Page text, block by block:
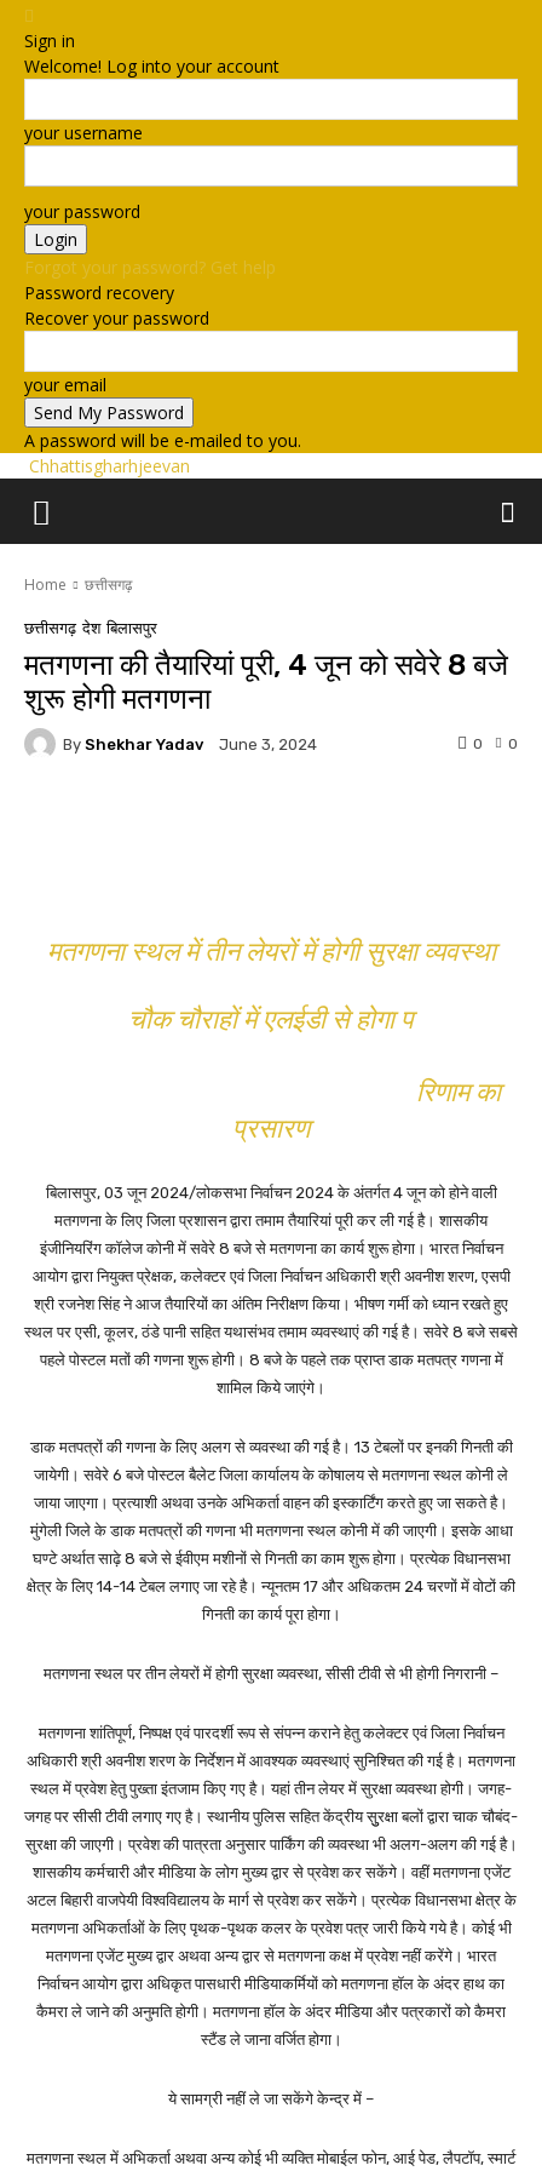
Sign in
Welcome! Log into your account
your username
your password
Forgot your password? Get help
Password recovery
Recover your password
your email
A password will be e-mailed to you.
Chhattisgharhjeevan
Home छत्तीसगढ़
छत्तीसगढ़ देश बिलासपुर
मतगणना की तैयारियां पूरी, 4 जून को सवेरे 8 बजे
शुरू होगी मतगणना
By Shekhar Yadav June 3, 2024 0
0
मतगणना स्थल में तीन लेयरों में होगी सुरक्षा व्यवस्था
चौक चौराहों में एलईडी से होगा प
रिणाम का
प्रसारण
बिलासपुर, 03 जून 2024/लोकसभा निर्वाचन 2024 के अंतर्गत 4 जून को होने वाली
मतगणना के लिए जिला प्रशासन द्वारा तमाम तैयारियां पूरी कर ली गई है। शासकीय
इंजीनियरिंग कॉलेज कोनी में सवेरे 8 बजे से मतगणना का कार्य शुरू होगा। भारत निर्वाचन
आयोग द्वारा नियुक्त प्रेक्षक, कलेक्टर एवं जिला निर्वाचन अधिकारी श्री अवनीश शरण, एसपी
श्री रजनेश सिंह ने आज तैयारियों का अंतिम निरीक्षण किया। भीषण गर्मी को ध्यान रखते हुए
स्थल पर एसी, कूलर, ठंडे पानी सहित यथासंभव तमाम व्यवस्थाएं की गई है। सवेरे 8 बजे सबसे
पहले पोस्टल मतों की गणना शुरू होगी। 8 बजे के पहले तक प्राप्त डाक मतपत्र गणना में
शामिल किये जाएंगे।
डाक मतपत्रों की गणना के लिए अलग से व्यवस्था की गई है। 13 टेबलों पर इनकी गिनती की
जायेगी। सवेरे 6 बजे पोस्टल बैलेट जिला कार्यालय के कोषालय से मतगणना स्थल कोनी ले
जाया जाएगा। प्रत्याशी अथवा उनके अभिकर्ता वाहन की इस्कार्टिंग करते हुए जा सकते है।
मुंगेली जिले के डाक मतपत्रों की गणना भी मतगणना स्थल कोनी में की जाएगी। इसके आधा
घण्टे अर्थात साढ़े 8 बजे से ईवीएम मशीनों से गिनती का काम शुरू होगा। प्रत्येक विधानसभा
क्षेत्र के लिए 14-14 टेबल लगाए जा रहे है। न्यूनतम 17 और अधिकतम 24 चरणों में वोटों की
गिनती का कार्य पूरा होगा।
मतगणना स्थल पर तीन लेयरों में होगी सुरक्षा व्यवस्था, सीसी टीवी से भी होगी निगरानी –
मतगणना शांतिपूर्ण, निष्पक्ष एवं पारदर्शी रूप से संपन्न कराने हेतु कलेक्टर एवं जिला निर्वाचन
अधिकारी श्री अवनीश शरण के निर्देशन में आवश्यक व्यवस्थाएं सुनिश्चित की गई है। मतगणना
स्थल में प्रवेश हेतु पुख्ता इंतजाम किए गए है। यहां तीन लेयर में सुरक्षा व्यवस्था होगी। जगह-
जगह पर सीसी टीवी लगाए गए है। स्थानीय पुलिस सहित केंद्रीय सुुरक्षा बलों द्वारा चाक चौबंद-
सुरक्षा की जाएगी। प्रवेश की पात्रता अनुसार पार्किंग की व्यवस्था भी अलग-अलग की गई है।
शासकीय कर्मचारी और मीडिया के लोग मुख्य द्वार से प्रवेश कर सकेंगे। वहीं मतगणना एजेंट
अटल बिहारी वाजपेयी विश्वविद्यालय के मार्ग से प्रवेश कर सकेंगे। प्रत्येक विधानसभा क्षेत्र के
मतगणना अभिकर्ताओं के लिए पृथक-पृथक कलर के प्रवेश पत्र जारी किये गये है। कोई भी
मतगणना एजेंट मुख्य द्वार अथवा अन्य द्वार से मतगणना कक्ष में प्रवेश नहीं करेंगे। भारत
निर्वाचन आयोग द्वारा अधिकृत पासधारी मीडियाकर्मियों को मतगणना हॉल के अंदर हाथ का
कैमरा ले जाने की अनुमति होगी। मतगणना हॉल के अंदर मीडिया और पत्रकारों को कैमरा
स्टैंड ले जाना वर्जित होगा।
ये सामग्री नहीं ले जा सकेंगे केन्द्र में –
मतगणना स्थल में अभिकर्ता अथवा अन्य कोई भी व्यक्ति मोबाईल फोन, आई पेड, लैपटॉप, स्मार्ट